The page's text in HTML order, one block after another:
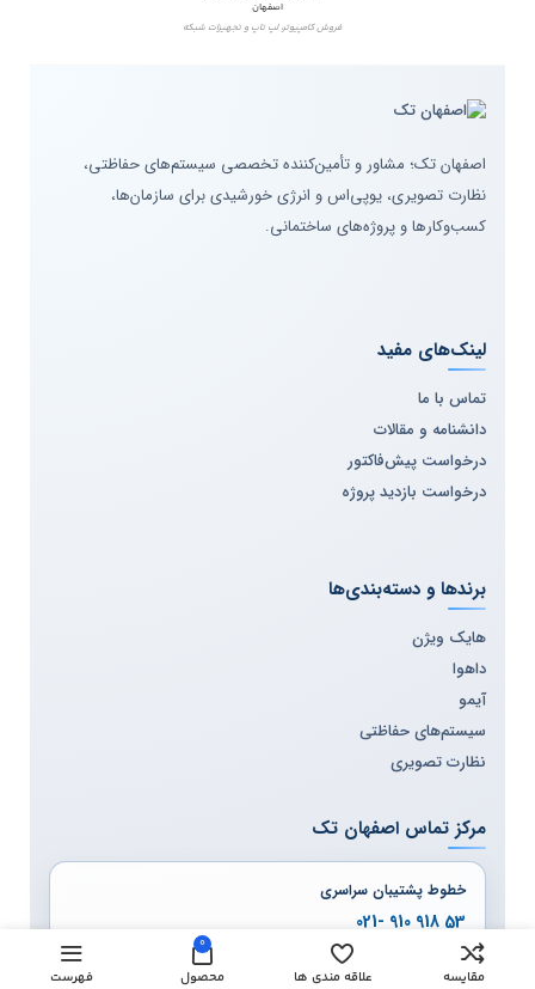
فروش کامپیوتر، لپ تاپ و تجهیزات شبکه
اصفهان تک؛ مشاور و تأمین‌کننده تخصصی سیستم‌های حفاظتی،
نظارت تصویری، یوپی‌اس و انرژی خورشیدی برای سازمان‌ها،
کسب‌وکارها و پروژه‌های ساختمانی.
لینک‌های مفید
تماس با ما
دانشنامه و مقالات
درخواست پیش‌فاکتور
درخواست بازدید پروژه
برندها و دسته‌بندی‌ها
هایک ویژن
داهوا
آیمو
سیستم‌های حفاظتی
نظارت تصویری
مرکز تماس اصفهان تک
خطوط پشتیبان سراسری
53 918 910 -021
54 918 910 -021
مقایسه علاقه مندی ها
0
محصول فهرست